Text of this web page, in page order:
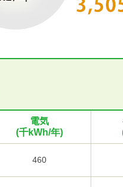
電気
(千kWh/年)
460